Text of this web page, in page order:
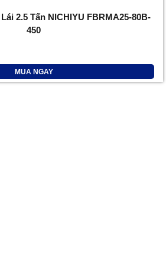
2.5 Tấn NICHIYU FBRMA25-80B-
450
MUA NGAY